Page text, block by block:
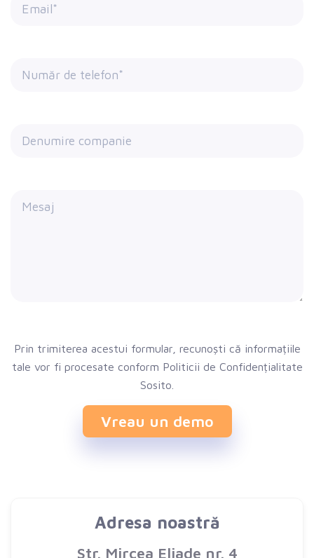
Prin trimiterea acestui formular, recunoști că informațiile
tale vor fi procesate conform Politicii de Confidențialitate
Sosito.
Vreau un demo
Adresa noastră
Str. Mircea Eliade nr. 4